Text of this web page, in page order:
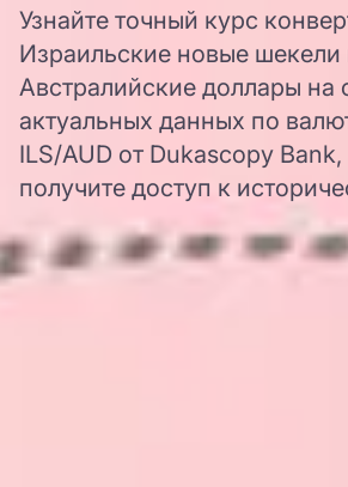
Узнайте точный курс
Израильские новые шекели
Австралийские доллары на
актуальных данных по
ILS/AUD от Dukascopy
получите доступ к